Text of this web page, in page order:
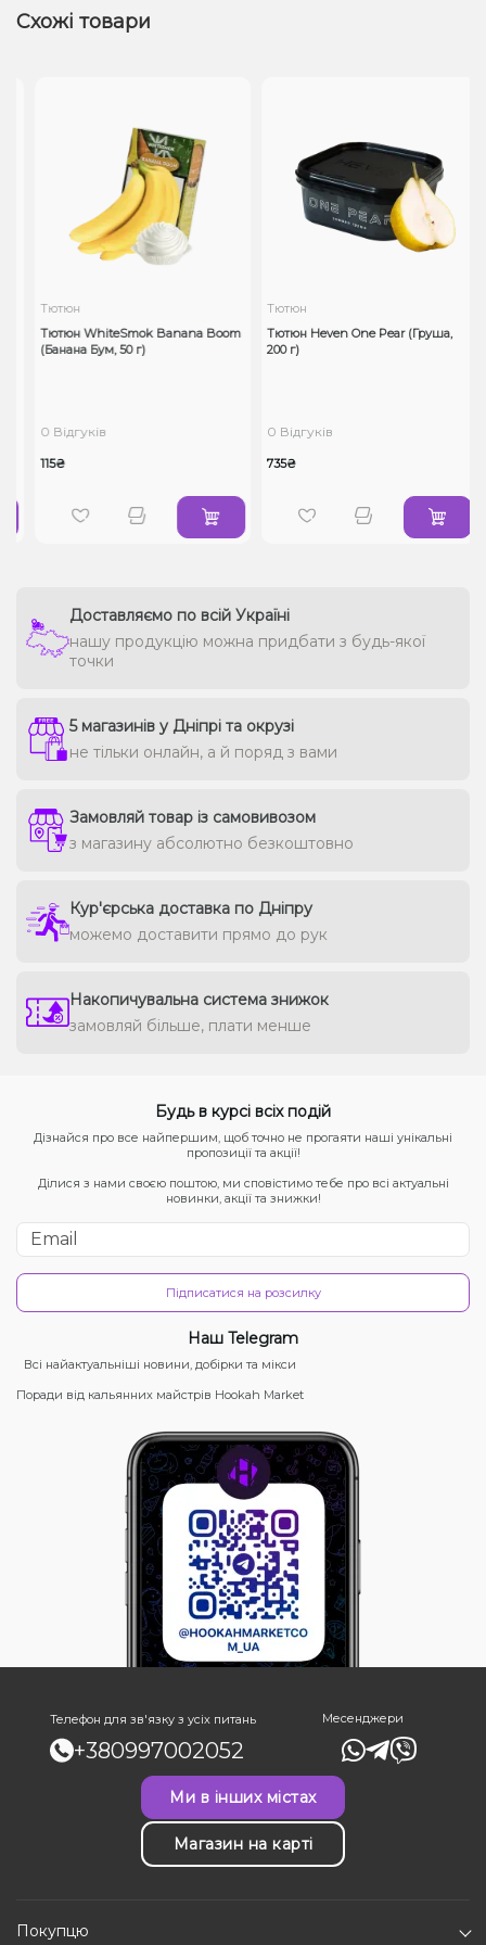
Схожі товари
Тютюн
Тютюн WhiteSmok Banana Boom
(Банана Бум, 50 г)
0 Відгуків
115₴
Тютюн
Тютюн Heven One Pear (Груша,
200 г)
0 Відгуків
735₴
Доставляємо по всій Україні
нашу продукцію можна придбати з будь-якої
точки
5 магазинів у Дніпрі та окрузі
не тільки онлайн, а й поряд з вами
Замовляй товар із самовивозом
з магазину абсолютно безкоштовно
Кур'єрська доставка по Дніпру
можемо доставити прямо до рук
Накопичувальна система знижок
замовляй більше, плати менше
Будь в курсі всіх подій
Дізнайся про все найпершим, щоб точно не прогаяти наші унікальні
пропозиції та акції!
Ділися з нами своєю поштою, ми сповістимо тебе про всі актуальні
новинки, акції та знижки!
Підписатися на розсилку
Наш Telegram
Всі найактуальніші новини, добірки та мікси
Поради від кальянних майстрів Hookah Market
Телефон для зв'язку з усіх питань
+380997002052
Месенджери
Ми в інших містах
Магазин на карті
Покупцю